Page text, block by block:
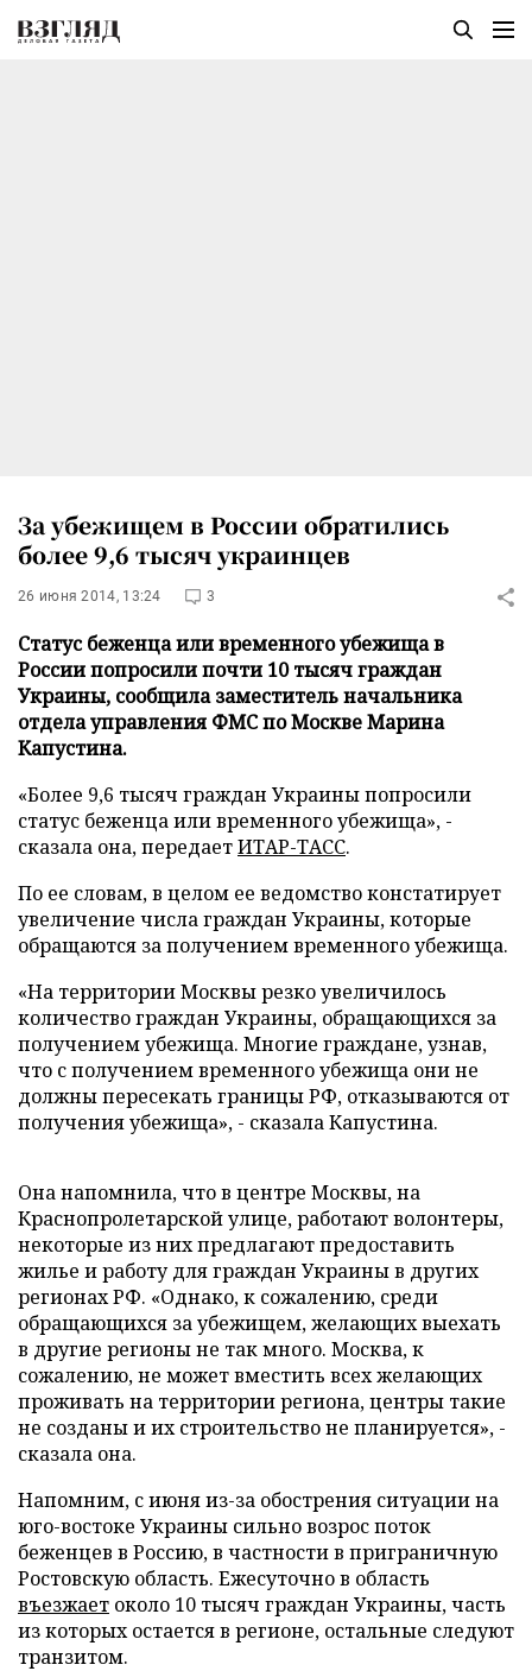
За убежищем в России обратились
более 9,6 тысяч украинцев
26 июня 2014, 13:24 3
Статус беженца или временного убежища в
России попросили почти 10 тысяч граждан
Украины, сообщила заместитель начальника
отдела управления ФМС по Москве Марина
Капустина.
«Более 9,6 тысяч граждан Украины попросили
статус беженца или временного убежища», -
сказала она, передаетИТАР-ТАСС.
По ее словам, в целом ее ведомство констатирует
увеличение числа граждан Украины, которые
обращаются за получением временного убежища.
«На территории Москвы резко увеличилось
количество граждан Украины, обращающихся за
получением убежища. Многие граждане, узнав,
что с получением временного убежища они не
должны пересекать границы РФ, отказываются от
получения убежища», - сказала Капустина.
Она напомнила, что в центре Москвы, на
Краснопролетарской улице, работают волонтеры,
некоторые из них предлагают предоставить
жилье и работу для граждан Украины в других
регионах РФ. «Однако, к сожалению, среди
обращающихся за убежищем, желающих выехать
в другие регионы не так много. Москва, к
сожалению, не может вместить всех желающих
проживать на территории региона, центры такие
не созданы и их строительство не планируется», -
сказала она.
Напомним, с июня из-за обострения ситуации на
юго-востоке Украины сильно возрос поток
беженцев в Россию, в частности в приграничную
Ростовскую область. Ежесуточно в область
въезжает около 10 тысяч граждан Украины, часть
из которых остается в регионе, остальные следуют
транзитом.